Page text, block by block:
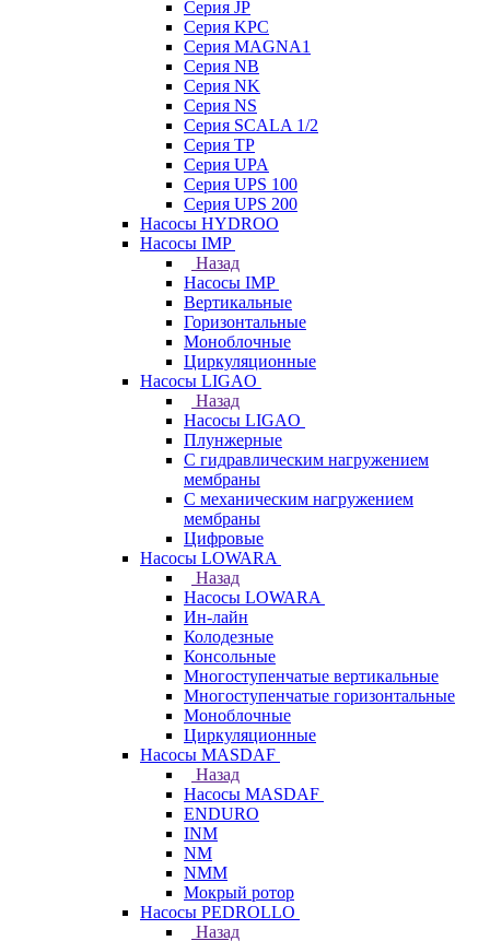
Серия JP
Серия KPC
Серия MAGNA1
Серия NB
Серия NK
Серия NS
Серия SCALA 1/2
Серия TP
Серия UPA
Серия UPS 100
Серия UPS 200
Насосы HYDROO
Насосы IMP
Назад
Насосы IMP
Вертикальные
Горизонтальные
Моноблочные
Циркуляционные
Насосы LIGAO
Назад
Насосы LIGAO
Плунжерные
С гидравлическим нагружением
мембраны
С механическим нагружением
мембраны
Цифровые
Насосы LOWARA
Назад
Насосы LOWARA
Ин-лайн
Колодезные
Консольные
Многоступенчатые вертикальные
Многоступенчатые горизонтальные
Моноблочные
Циркуляционные
Насосы MASDAF
Назад
Насосы MASDAF
ENDURO
INM
NM
NMM
Мокрый ротор
Насосы PEDROLLO
Назад